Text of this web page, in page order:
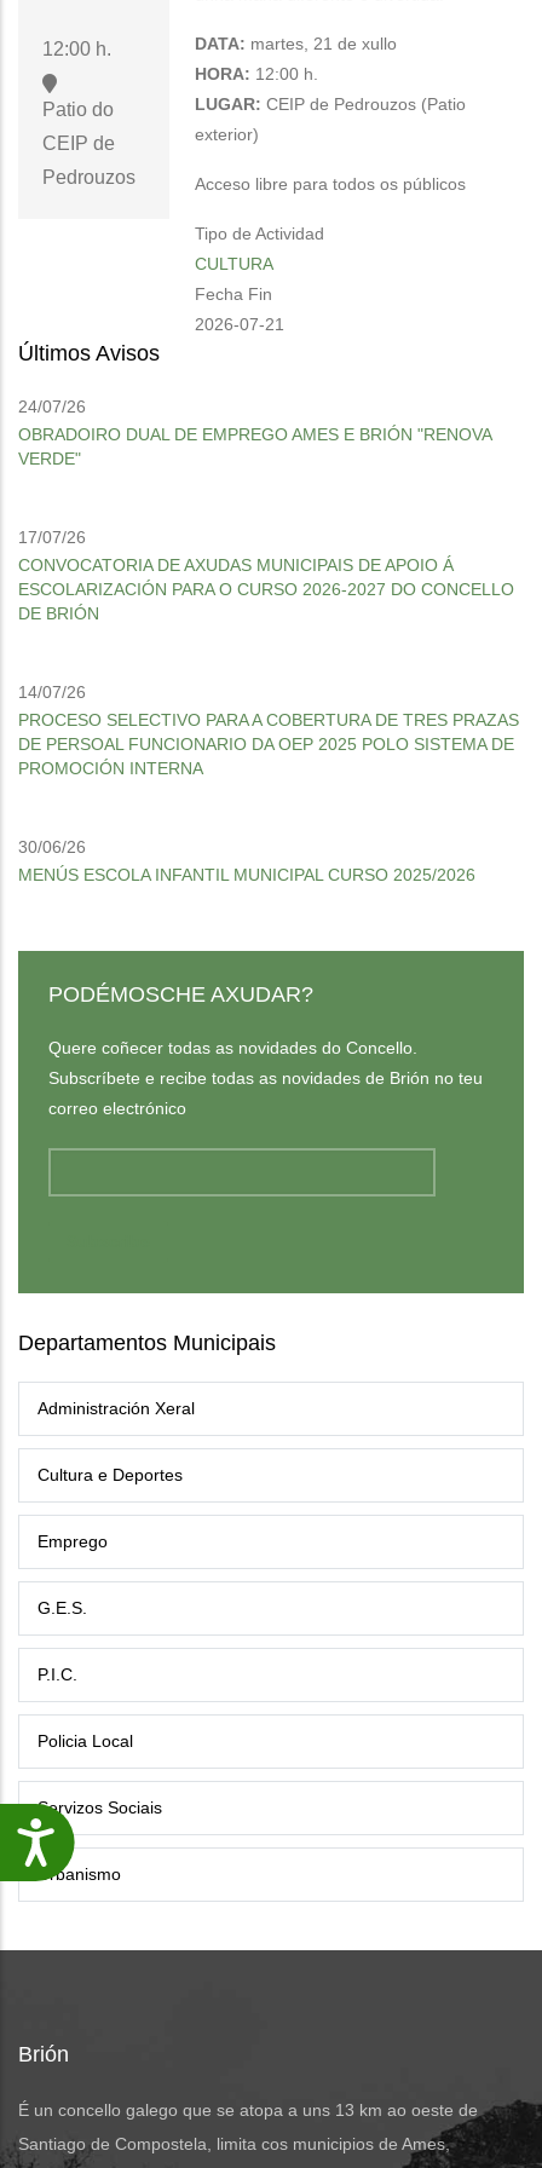
Accesibilidade
12:00 h.
Patio do
CEIP de
Pedrouzos
DATA: martes, 21 de xullo
HORA: 12:00 h.
LUGAR:CEIP de Pedrouzos (Patio
exterior)
Acceso libre para todos os públicos
Tipo de Actividad
CULTURA
Fecha Fin
2026-07-21
Últimos Avisos
24/07/26
OBRADOIRO DUAL DE EMPREGO AMES E BRIÓN "RENOVA
VERDE"
17/07/26
CONVOCATORIA DE AXUDAS MUNICIPAIS DE APOIO Á
ESCOLARIZACIÓN PARA O CURSO 2026-2027 DO CONCELLO
DE BRIÓN
14/07/26
PROCESO SELECTIVO PARA A COBERTURA DE TRES PRAZAS
DE PERSOAL FUNCIONARIO DA OEP 2025 POLO SISTEMA DE
PROMOCIÓN INTERNA
30/06/26
MENÚS ESCOLA INFANTIL MUNICIPAL CURSO 2025/2026
PODÉMOSCHE AXUDAR?
Quere coñecer todas as novidades do Concello.
Subscríbete e recibe todas as novidades de Brión no teu
correo electrónico
Departamentos Municipais
Administración Xeral
Cultura e Deportes
Emprego
G.E.S.
P.I.C.
Policia Local
Servizos Sociais
Urbanismo
Brión
É un concello galego que se atopa a uns 13 km ao oeste de
Santiago de Compostela, limita cos municipios de Ames,